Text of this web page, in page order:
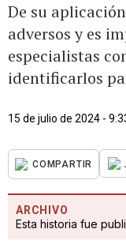
De su
adversos y es
especialistas
identificarlos
15 de julio de 2024 -
COMPARTIR
ARCHIVO
Esta historia fue